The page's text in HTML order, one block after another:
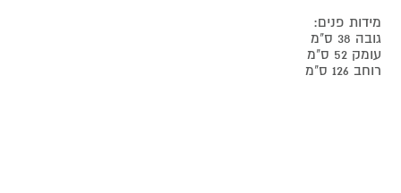
מידות פנים:
גובה 38 ס"מ
עומק 52 ס"מ
רוחב 126 ס"מ